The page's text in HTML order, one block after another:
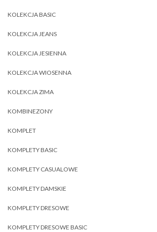
KOLEKCJA BASIC
KOLEKCJA JEANS
KOLEKCJA JESIENNA
KOLEKCJA WIOSENNA
KOLEKCJA ZIMA
KOMBINEZONY
KOMPLET
KOMPLETY BASIC
KOMPLETY CASUALOWE
KOMPLETY DAMSKIE
KOMPLETY DRESOWE
KOMPLETY DRESOWE BASIC